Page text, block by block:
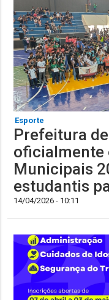
Esporte
Prefeitura
oficialmente
Municipais
estudantis
14/04/2026 - 10:11